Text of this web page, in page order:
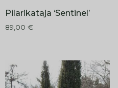
Pilarikataja ‘Sentinel’
89,00 €